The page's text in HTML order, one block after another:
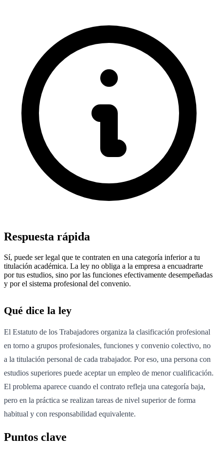
Respuesta rápida
Sí, puede ser legal que te contraten en una categoría inferior a tu
titulación académica. La ley no obliga a la empresa a encuadrarte
por tus estudios, sino por las funciones efectivamente desempeñadas
y por el sistema profesional del convenio.
Qué dice la ley
El Estatuto de los Trabajadores organiza la clasificación profesional
en torno a grupos profesionales, funciones y convenio colectivo, no
a la titulación personal de cada trabajador. Por eso, una persona con
estudios superiores puede aceptar un empleo de menor cualificación.
El problema aparece cuando el contrato refleja una categoría baja,
pero en la práctica se realizan tareas de nivel superior de forma
habitual y con responsabilidad equivalente.
Puntos clave